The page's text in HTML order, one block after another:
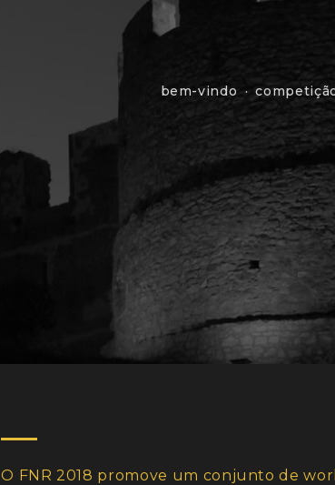
bem-vindo
O FNR 2018 promove um conjunto de